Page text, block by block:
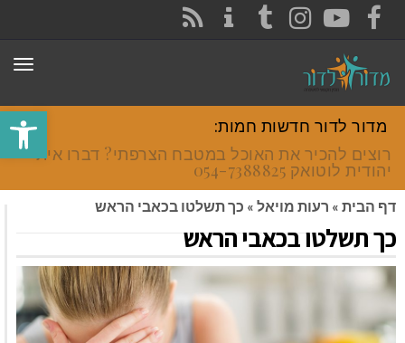
פתח
FACEBOOK
YOUTUBE
INSTAGRAM
TUMBLR
מדור לדור חדשות חמות:
רוצים להכיר את האוכל במטבח הצרפתי? דברו איתי
יהודית לוטואק 054-7388825.
דף הבית » רעות מויאל » כך תשלטו בכאבי הראש
כך תשלטו בכאבי הראש